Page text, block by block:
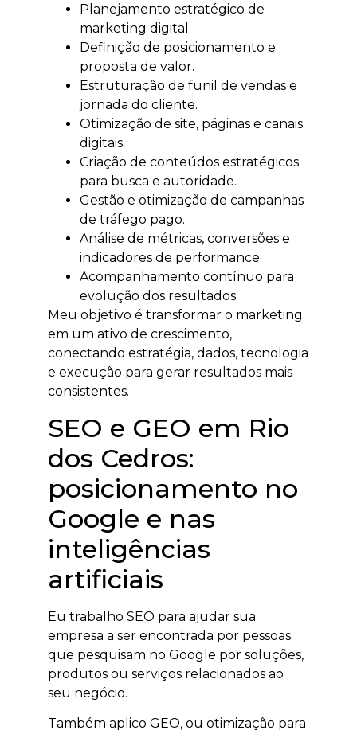
Planejamento estratégico de
marketing digital.
Definição de posicionamento e
proposta de valor.
Estruturação de funil de vendas e
jornada do cliente.
Otimização de site, páginas e canais
digitais.
Criação de conteúdos estratégicos
para busca e autoridade.
Gestão e otimização de campanhas
de tráfego pago.
Análise de métricas, conversões e
indicadores de performance.
Acompanhamento contínuo para
evolução dos resultados.
Meu objetivo é transformar o marketing
em um ativo de crescimento,
conectando estratégia, dados, tecnologia
e execução para gerar resultados mais
consistentes.
SEO e GEO em Rio
dos Cedros:
posicionamento no
Google e nas
inteligências
artificiais
Eu trabalho SEO para ajudar sua
empresa a ser encontrada por pessoas
que pesquisam no Google por soluções,
produtos ou serviços relacionados ao
seu negócio.
Também aplico GEO, ou otimização para